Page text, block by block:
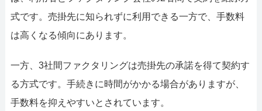
式です。売掛先に知られずに利用できる一方で、手数料
は高くなる傾向にあります。
一方、3社間ファクタリングは売掛先の承諾を得て契約す
る方式です。手続きに時間がかかる場合がありますが、
手数料を抑えやすいとされています。